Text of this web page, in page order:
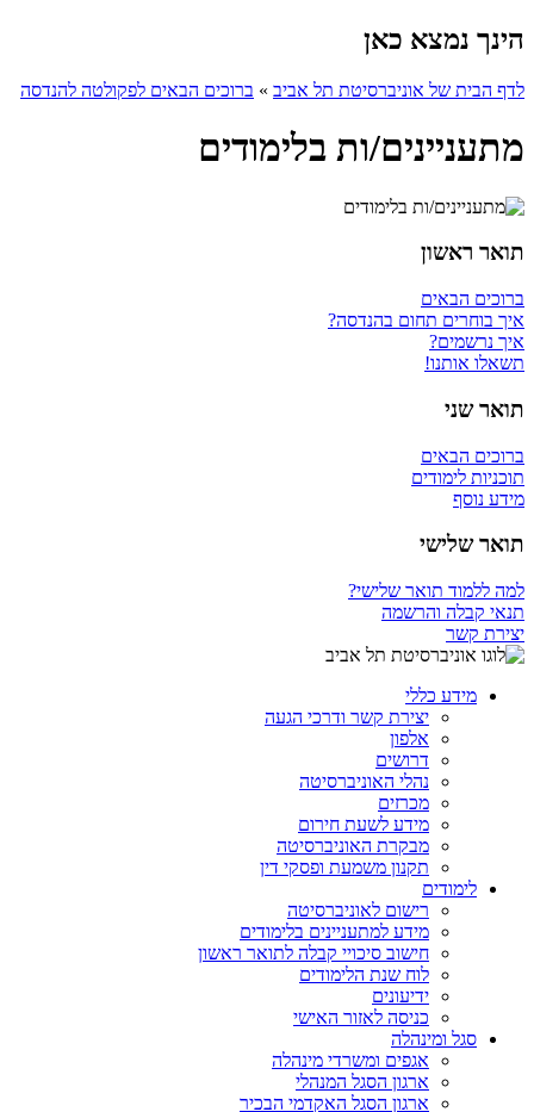
הינך נמצא כאן
לדף הבית של אוניברסיטת תל אביב » ברוכים הבאים לפקולטה להנדסה
מתעניינים/ות בלימודים
תואר ראשון
ברוכים הבאים
איך בוחרים תחום בהנדסה?
איך נרשמים?
תשאלו אותנו!
תואר שני
ברוכים הבאים
תוכניות לימודים
מידע נוסף
תואר שלישי
למה ללמוד תואר שלישי?
תנאי קבלה והרשמה
יצירת קשר
מידע כללי
יצירת קשר ודרכי הגעה
אלפון
דרושים
נהלי האוניברסיטה
מכרזים
מידע לשעת חירום
מבקרת האוניברסיטה
תקנון משמעת ופסקי דין
לימודים
רישום לאוניברסיטה
מידע למתעניינים בלימודים
חישוב סיכויי קבלה לתואר ראשון
לוח שנת הלימודים
ידיעונים
כניסה לאזור האישי
סגל ומינהלה
אגפים ומשרדי מינהלה
ארגון הסגל המנהלי
ארגון הסגל האקדמי הבכיר